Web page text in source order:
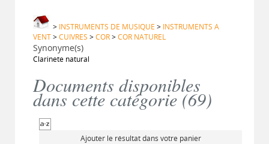
> INSTRUMENTS DE MUSIQUE > INSTRUMENTS A
VENT>CUIVRES >COR>COR NATUREL
Synonyme(s)
Clarinete natural
Documents disponibles
dans cette catégorie (69)
Ajouter le résultat dans votre panier